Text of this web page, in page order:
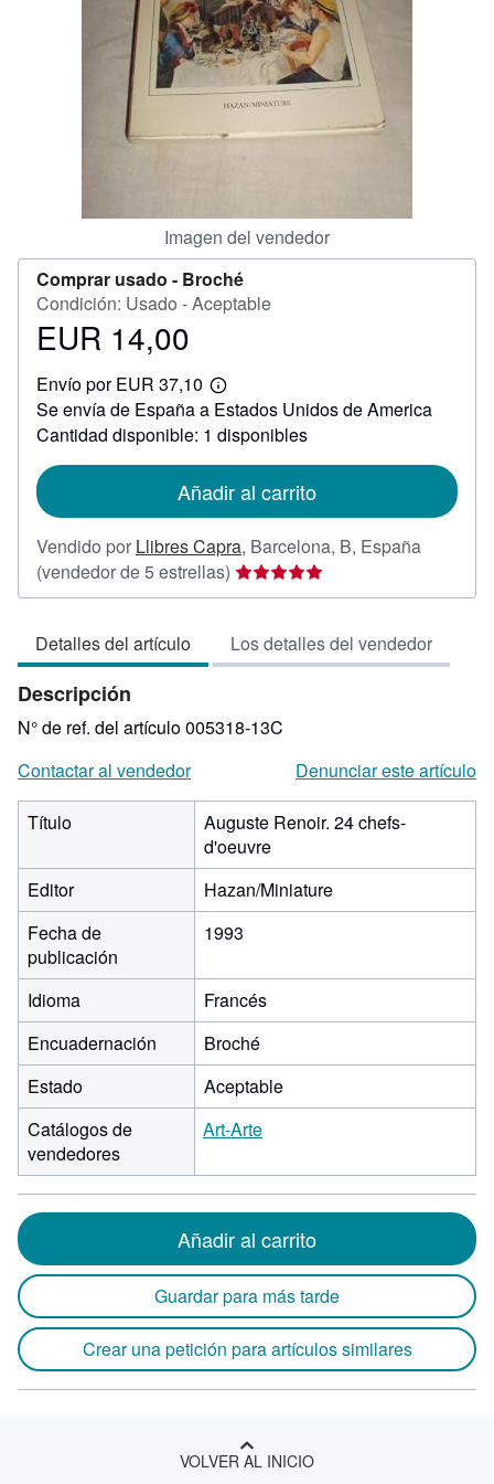
CERRAR
Imagen del vendedor
Comprar usado - Broché
Condición: Usado - Aceptable
Precio
14,00
EUR 14,00
Envío por EUR 37,10
Más
información
sobre
las
envío
Se envía de España a Estados Unidos de America
Cantidad disponible: 1 disponibles
Añadir al carrito
Vendido por Llibres Capra, Barcelona, B, España
(vendedor de 5 estrellas) Calificación
del
5
de
estrellas
Detalles del artículo Los detalles del vendedor
Descripción
N° de ref. del artículo 005318-13C
Contactar al vendedor
Denunciar este artículo
Título
Auguste Renoir. 24 chefs-
d'oeuvre
Editor
Hazan/Miniature
Fecha de
publicación
1993
Idioma
Francés
Encuadernación
Broché
Estado
Aceptable
Catálogos de
vendedores
Art-Arte
Añadir al carrito
Guardar para más tarde
Crear una petición para artículos similares
VOLVER AL INICIO